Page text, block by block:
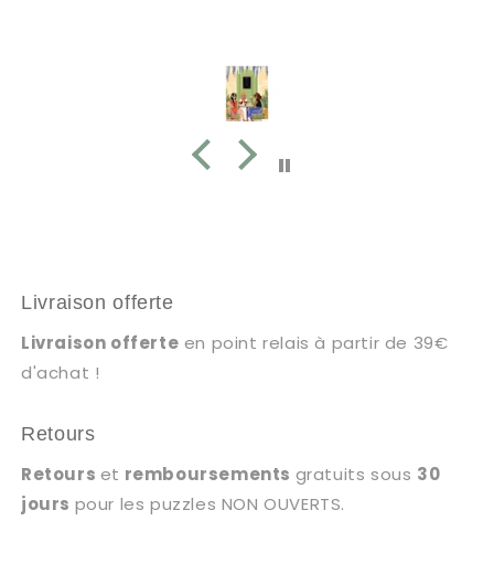
Livraison offerte
Livraison offerte en point relais à partir de 39€
d'achat !
Retours
Retours et remboursements gratuits sous 30
jours pour les puzzles NON OUVERTS.